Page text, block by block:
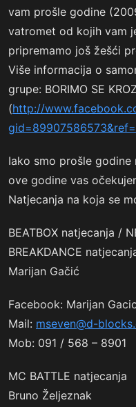
vam prošle godine
vatromet od kojih vam
pripremamo još žešći
Više informacija o
grupe: BORIMO SE
(http://
Iako smo prošle godine
ove godine vas
Natjecanja na koja se
BEATBOX natjecanja /
BREAKDANCE
Marijan Gačić
Facebook: Marijan Gacic
Mail: mseven@d-
Mob: 091 / 568 – 8901
MC BATTLE natjecanja
Bruno Željeznak